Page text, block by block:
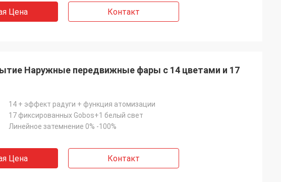
Цена Контакт
Наружные передвижные фары с 14 цветами и 17
14 + эффект радуги + функция атомизации
17 фиксированных Gobos+1 белый свет
Линейное затемнение 0% -100%
Цена Контакт